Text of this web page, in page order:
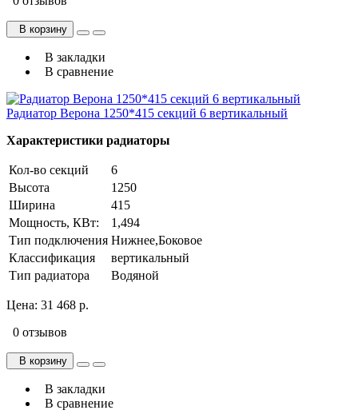
В корзину
В закладки
В сравнение
Радиатор Верона 1250*415 секций 6 вертикальный
Характеристики радиаторы
Кол-во секций
6
Высота
1250
Ширина
415
Мощность, КВт:
1,494
Тип подключения Нижнее,Боковое
Классификация
вертикальный
Тип радиатора
Водяной
Цена: 31 468 р.
0 отзывов
В корзину
В закладки
В сравнение